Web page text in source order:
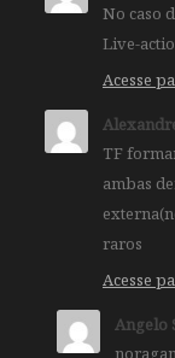
No caso
Live-
Acesse
TF
ambas
raros
Acesse
Angelo